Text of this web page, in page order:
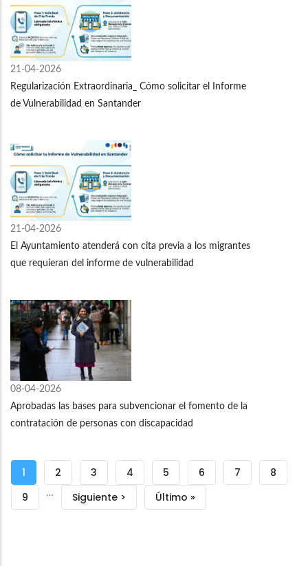
21-04-2026
Regularización Extraordinaria_ Cómo solicitar el Informe
de Vulnerabilidad en Santander
21-04-2026
El Ayuntamiento atenderá con cita previa a los migrantes
que requieran del informe de vulnerabilidad
08-04-2026
Aprobadas las bases para subvencionar el fomento de la
contratación de personas con discapacidad
Paginación
Página
actual
1 Página
2 Página
3 Página
4 Página
5 Página
6 Página
7 Página
8
Página
9 …
Siguiente
Siguiente >
Última
Último »